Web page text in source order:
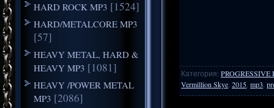
HARD ROCK MP3 [1524]
HARD/METALCORE MP3
[57]
HEAVY METAL, HARD &
HEAVY MP3 [1081]
HEAVY /POWER METAL
MP3 [2086]
Категория: PROGRESSIVE
Vermillion Skye 2015 mp3